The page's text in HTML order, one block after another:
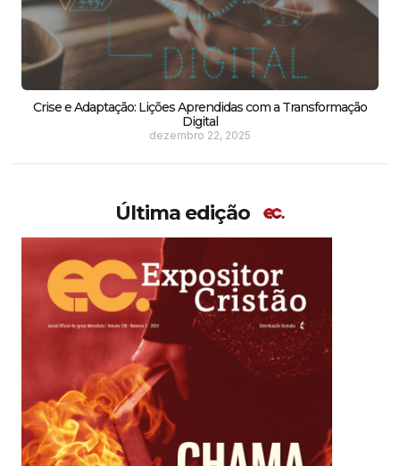
Crise e Adaptação: Lições Aprendidas com a Transformação
Digital
dezembro 22, 2025
Última edição